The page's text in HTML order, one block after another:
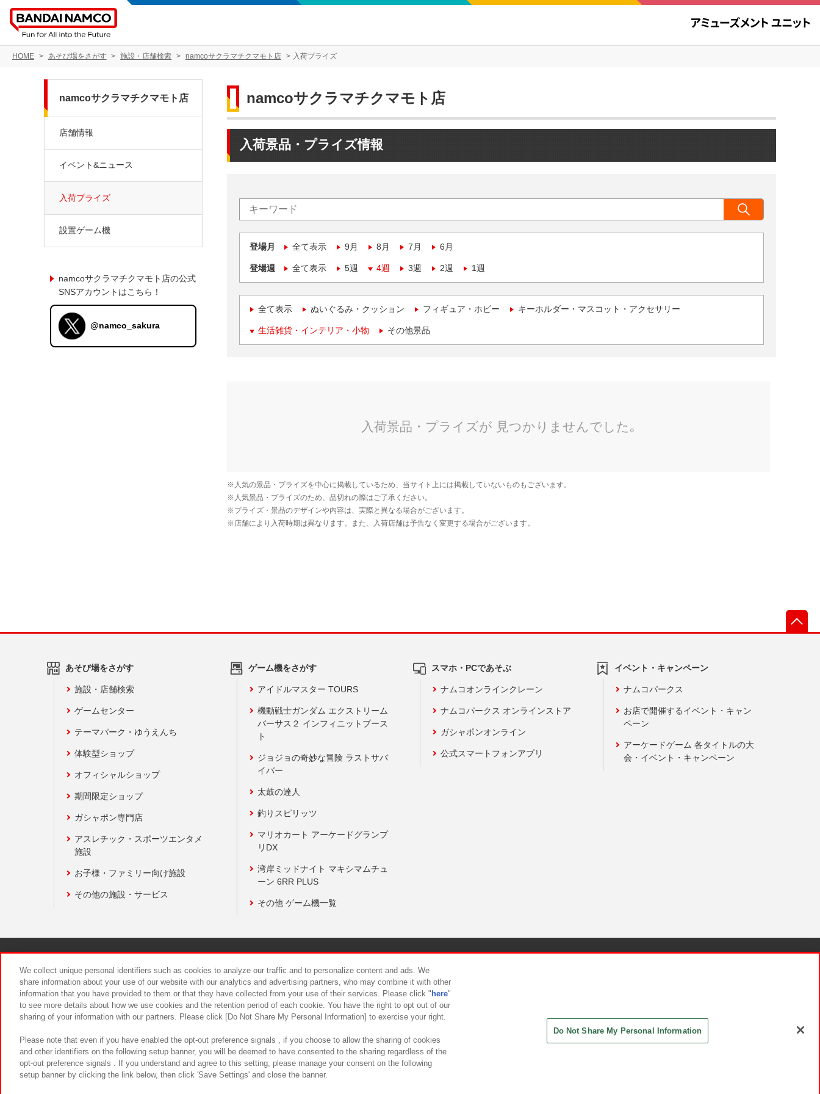
HOME あそび場をさがす 施設・店舗検索 namcoサクラマチクマモト店 入荷プライズ
namcoサクラマチクマモト店
入荷景品・プライズ情報
登場月 全て表示 9月 8月 7月 6月
登場週 全て表示 5週 4週 3週 2週 1週
全て表示 ぬいぐるみ・クッション フィギュア・ホビー キーホルダー・マスコット・アクセサリー
生活雑貨・インテリア・小物 その他景品
namcoサクラマチクマモト店
店舗情報
イベント&ニュース
入荷プライズ
設置ゲーム機
namcoサクラマチクマモト店の公式
SNSアカウントはこちら！
@namco_sakura
あそび場をさがす
施設・店舗検索
ゲームセンター
テーマパーク・ゆうえんち
体験型ショップ
オフィシャルショップ
期間限定ショップ
ガシャポン専門店
アスレチック・スポーツエンタメ
施設
お子様・ファミリー向け施設
その他の施設・サービス
ゲーム機をさがす
アイドルマスター TOURS
機動戦士ガンダム エクストリーム
バーサス２ インフィニットブース
ト
ジョジョの奇妙な冒険 ラストサバ
イバー
太鼓の達人
釣りスピリッツ
マリオカート アーケードグランプ
リDX
湾岸ミッドナイト マキシマムチュ
ーン 6RR PLUS
その他 ゲーム機一覧
スマホ・PCであそぶ
ナムコオンラインクレーン
ナムコパークス オンラインストア
ガシャポンオンライン
公式スマートフォンアプリ
イベント・キャンペーン
ナムコパークス
お店で開催するイベント・キャン
ペーン
アーケードゲーム 各タイトルの大
会・イベント・キャンペーン
食品のご提供について カスタマーハラスメント対応方針
We collect unique personal identifiers such as cookies to analyze our traffic and to personalize content and ads. We
share information about your use of our website with our analytics and advertising partners, who may combine it with other
information that you have provided to them or that they have collected from your use of their services. Please click " here"
to see more details about how we use cookies and the retention period of each cookie. You have the right to opt out of our
sharing of your information with our partners. Please click [Do Not Share My Personal Information] to exercise your right.
Please note that even if you have enabled the opt-out preference signals , if you choose to allow the sharing of cookies
and other identifiers on the following setup banner, you will be deemed to have consented to the sharing regardless of the
opt-out preference signals . If you understand and agree to this setting, please manage your consent on the following
setup banner by clicking the link below, then click 'Save Settings' and close the banner.
Do Not Share My Personal Information